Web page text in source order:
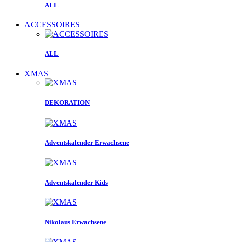
ALL
ACCESSOIRES
ALL
XMAS
DEKORATION
Adventskalender Erwachsene
Adventskalender Kids
Nikolaus Erwachsene